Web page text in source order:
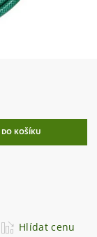
Hlídat cenu